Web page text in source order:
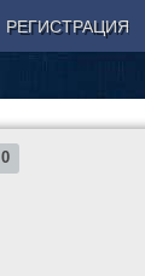
РЕГИСТРАЦИЯ
0